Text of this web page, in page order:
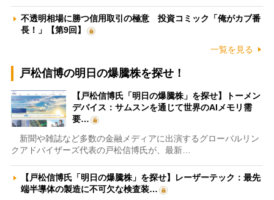
不透明相場に勝つ信用取引の極意 投資コミック「俺がカブ番
長！」【第9回】
一覧を見る
戸松信博の明日の爆騰株を探せ！
【戸松信博氏「明日の爆騰株」を探せ】トーメン
デバイス：サムスンを通じて世界のAIメモリ需
要…
新聞や雑誌など多数の金融メディアに出演するグローバルリン
クアドバイザーズ代表の戸松信博氏が、最新…
【戸松信博氏「明日の爆騰株」を探せ】レーザーテック：最先
端半導体の製造に不可欠な検査装…